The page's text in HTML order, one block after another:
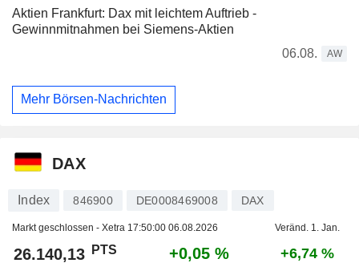
Aktien Frankfurt: Dax mit leichtem Auftrieb -
Gewinnmitnahmen bei Siemens-Aktien
06.08.
AW
Mehr Börsen-Nachrichten
DAX
Index 846900 DE0008469008 DAX
Markt geschlossen - Xetra 17:50:00 06.08.2026 Veränd. 1. Jan.
26.140,13 PTS +0,05 % +6,74 %